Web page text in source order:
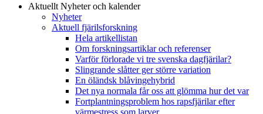
Aktuellt Nyheter och kalender
Nyheter
Aktuell fjärilsforskning
Hela artikellistan
Om forskningsartiklar och referenser
Varför förlorade vi tre svenska dagfjärilar?
Slingrande slåtter ger större variation
En öländsk blåvingehybrid
Det nya normala får oss att glömma hur det var
Fortplantningsproblem hos rapsfjärilar efter
värmestress som larver